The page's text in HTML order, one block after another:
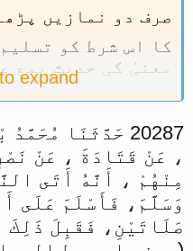
صرف دو نمازیں
کا اس شرط کو
معنیٰ کی حدیث بمع
مکمل حوالہ کے
expand...
20287 حَدَّثَنَا
، عَنْ قَتَادَةَ ، عَنْ
مِنْهُمْ ، أَنَّهُ أَتَى
وَسَلَّمَ، فَأَسْلَمَ عَلَى
صَلَاتَيْنِ، فَقَبِلَ ذَلِكَ